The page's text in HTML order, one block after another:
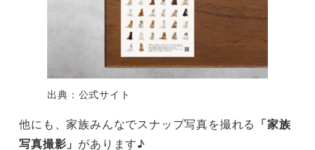
出典：公式サイト
他にも、家族みんなでスナップ写真を撮れる 「家族
写真撮影」 があります♪